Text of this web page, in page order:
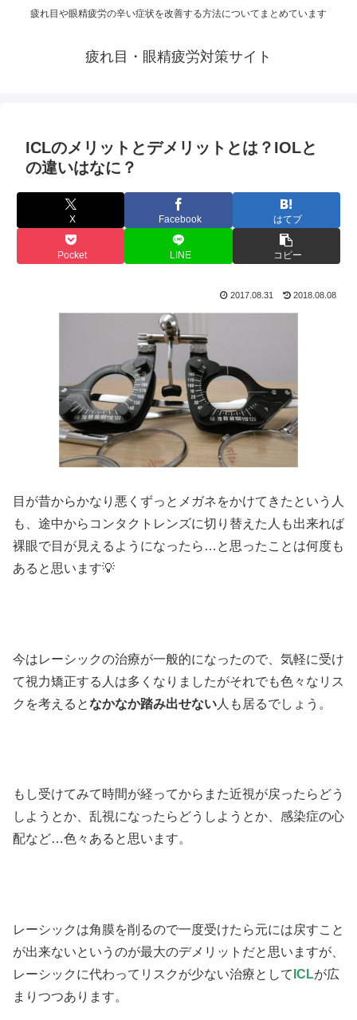
疲れ目や眼精疲労の辛い症状を改善する方法についてまとめています
疲れ目・眼精疲労対策サイト
ICLのメリットとデメリットとは？IOLと
の違いはなに？
X Facebook はてブ
Pocket LINE コピー
2017.08.31 2018.08.08
目が昔からかなり悪くずっとメガネをかけてきたという人
も、途中からコンタクトレンズに切り替えた人も出来れば
裸眼で目が見えるようになったら…と思ったことは何度も
あると思います💡
今はレーシックの治療が一般的になったので、気軽に受け
て視力矯正する人は多くなりましたがそれでも色々なリス
クを考えるとなかなか踏み出せない 人も居るでしょう。
もし受けてみて時間が経ってからまた近視が戻ったらどう
しようとか、乱視になったらどうしようとか、感染症の心
配など…色々あると思います。
レーシックは角膜を削るので一度受けたら元には戻すこと
が出来ないというのが最大のデメリットだと思いますが、
レーシックに代わってリスクが少ない治療として ICLが広
まりつつあります。